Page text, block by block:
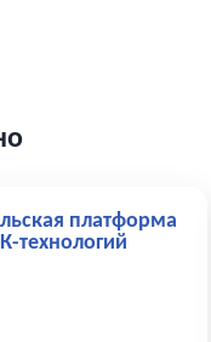
платформа
технологий